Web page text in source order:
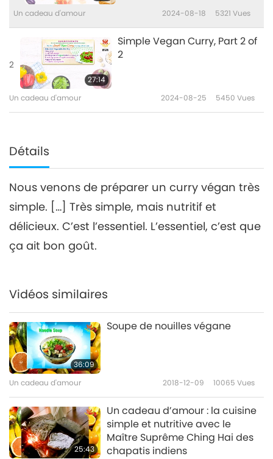
Un cadeau d'amour 2024-08-18 5321 Vues
2
27:14
Simple Vegan Curry, Part 2 of
2
Un cadeau d'amour 2024-08-25 5450 Vues
Détails
Nous venons de préparer un curry végan très
simple. […] Très simple, mais nutritif et
délicieux. C’est l’essentiel. L’essentiel, c’est que
ça ait bon goût.
Vidéos similaires
36:09
Soupe de nouilles végane
Un cadeau d'amour 2018-12-09 10065 Vues
25:43
Un cadeau d’amour : la cuisine
simple et nutritive avec le
Maître Suprême Ching Hai des
chapatis indiens